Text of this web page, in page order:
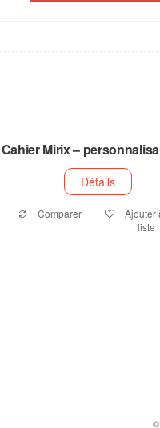
Cahier Mirix –
Détails
Comparer
Ajouter
liste
©